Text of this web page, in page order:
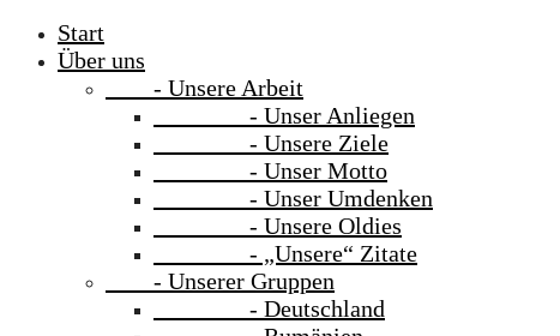
Start
Über uns
- Unsere Arbeit
- Unser Anliegen
- Unsere Ziele
- Unser Motto
- Unser Umdenken
- Unsere Oldies
- „Unsere“ Zitate
- Unserer Gruppen
- Deutschland